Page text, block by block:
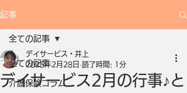
記事
全ての記事
介護保険コラム
全ての記事
デイサービス2月の行事♪と
デイサービス・井上
2025年2月28日 読了時間: 1分